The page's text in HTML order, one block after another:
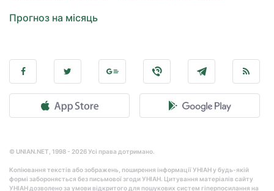
Прогноз на місяць
© UNIAN.NET, 1998 - 2026 Усі права дотримано.
Копіювання текстів або зображень, поширення інформації УНІАН у будь-якій
формі забороняється без письмової згоди УНІАН. Цитування матеріалів сайту
УНІАН дозволено за умови відкритого для пошукових систем гіперпосилання на